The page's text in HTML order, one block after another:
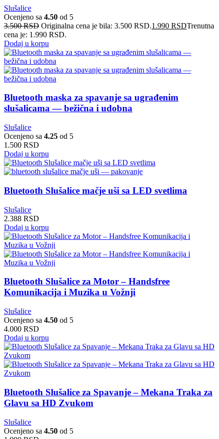
Slušalice
Ocenjeno sa 4.50 od 5
3.500RSD Originalna cena je bila: 3.500 RSD.1.990 RSDTrenutna
cena je: 1.990 RSD.
Dodaj u korpu
Bluetooth maska za spavanje sa ugrađenim
slušalicama — bežična i udobna
Slušalice
Ocenjeno sa 4.25 od 5
1.500 RSD
Dodaj u korpu
Bluetooth Slušalice mačje uši sa LED svetlima
Slušalice
2.388 RSD
Dodaj u korpu
Bluetooth Slušalice za Motor – Handsfree
Komunikacija i Muzika u Vožnji
Slušalice
Ocenjeno sa 4.50 od 5
4.000 RSD
Dodaj u korpu
Bluetooth Slušalice za Spavanje – Mekana Traka za
Glavu sa HD Zvukom
Slušalice
Ocenjeno sa 4.50 od 5